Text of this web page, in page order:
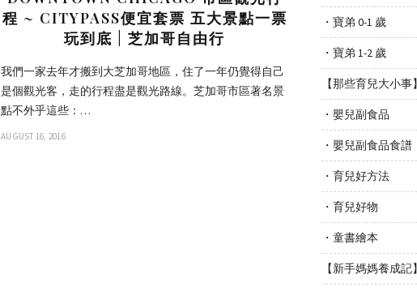
程 ~ CITYPASS便宜套票 五大景點一票
玩到底 | 芝加哥自由行
我們一家去年才搬到大芝加哥地區，住了一年仍覺得自己
是個觀光客，走的行程盡是觀光路線。芝加哥市區著名景
點不外乎這些：…
AUGUST 16, 2016
・寶弟 0-1 歲
・寶弟 1-2 歲
【那些育兒大小事】
・嬰兒副食品
・嬰兒副食品食譜
・育兒好方法
・育兒好物
・童書繪本
【新手媽媽養成記】